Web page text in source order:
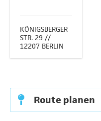
KÖNIGSBERGER
STR. 29 //
12207 BERLIN
Route planen